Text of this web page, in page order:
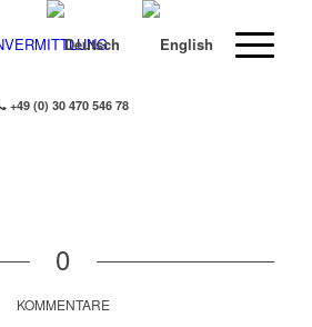
+49 (0) 30 470 546 78
0
KOMMENTARE